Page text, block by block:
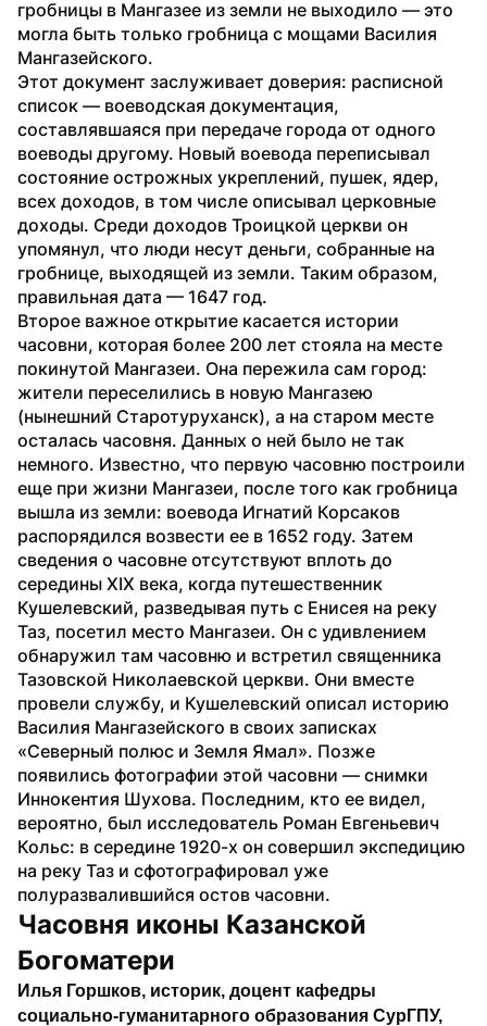
гробницы в Мангазее из земли не выходило — это
могла быть только гробница с мощами Василия
Мангазейского.
Этот документ заслуживает доверия: расписной
список — воеводская документация,
составлявшаяся при передаче города от одного
воеводы другому. Новый воевода переписывал
состояние острожных укреплений, пушек, ядер,
всех доходов, в том числе описывал церковные
доходы. Среди доходов Троицкой церкви он
упомянул, что люди несут деньги, собранные на
гробнице, выходящей из земли. Таким образом,
правильная дата — 1647 год.
Второе важное открытие касается истории
часовни, которая более 200 лет стояла на месте
покинутой Мангазеи. Она пережила сам город:
жители переселились в новую Мангазею
(нынешний Старотуруханск), а на старом месте
осталась часовня. Данных о ней было не так
немного. Известно, что первую часовню построили
еще при жизни Мангазеи, после того как гробница
вышла из земли: воевода Игнатий Корсаков
распорядился возвести ее в 1652 году. Затем
сведения о часовне отсутствуют вплоть до
середины XIX века, когда путешественник
Кушелевский, разведывая путь с Енисея на реку
Таз, посетил место Мангазеи. Он с удивлением
обнаружил там часовню и встретил священника
Тазовской Николаевской церкви. Они вместе
провели службу, и Кушелевский описал историю
Василия Мангазейского в своих записках
«Северный полюс и Земля Ямал». Позже
появились фотографии этой часовни — снимки
Иннокентия Шухова. Последним, кто ее видел,
вероятно, был исследователь Роман Евгеньевич
Кольс: в середине 1920-х он совершил экспедицию
на реку Таз и сфотографировал уже
полуразвалившийся остов часовни.
Часовня иконы Казанской
Богоматери
Илья Горшков, историк, доцент кафедры
социально-гуманитарного образования СурГПУ,